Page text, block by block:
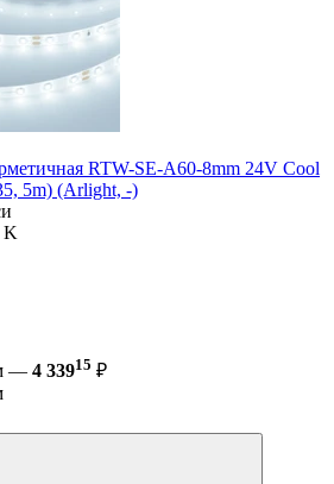
RTW-SE-A60-8mm 24V Cool
5m) (Arlight, -)
K
— 4 33915 ₽